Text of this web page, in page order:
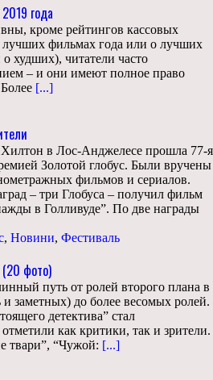
года
кроме рейтингов кассовых
фильмах года или о лучших
худших), читатели часто
– и они имеют полное право
[...]
в Лос-Анджелесе прошла 77-я
Золотой глобус. Были вручены
фильмов и сериалов.
– три Глобуса – получил фильм
в Голливуде”. По две награды
, Новини, Фестиваль
фото)
путь от ролей второго плана в
заметных) до более весомых ролей.
детектива” стал
как критики, так и зрители.
твари”, “Чужой: [...]